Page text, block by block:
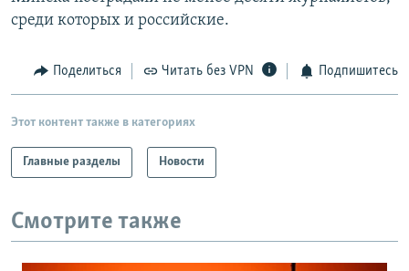
среди которых и российские.
Поделиться Читать без VPN Подпишитесь
Этот контент также в категориях
Главные разделы Новости
Смотрите также